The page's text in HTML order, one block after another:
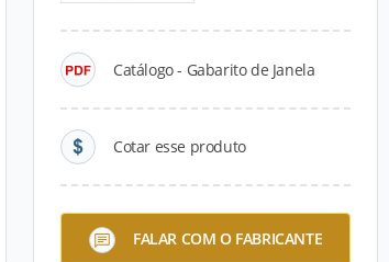
Catálogo - Gabarito de Janela
Cotar esse produto
FALAR COM O FABRICANTE